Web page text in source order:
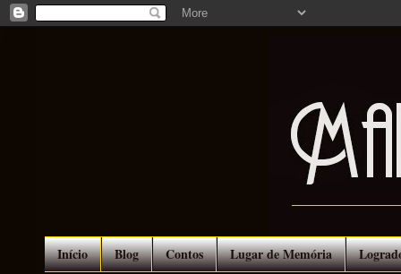
Início Blog Contos Lugar de Memória